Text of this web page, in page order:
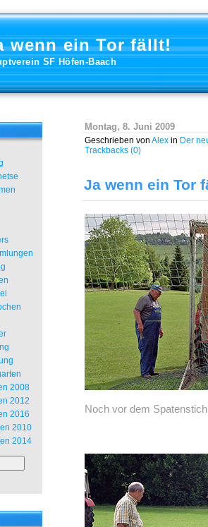
wenn ein Tor fällt!
SF Höfen-Baach
2008
2012
2016
2010
2014
Montag, 8. Juni 2009
Geschrieben von Alex in Der
Trackbacks (0)
Ja wenn ein Tor
Noch vor dem